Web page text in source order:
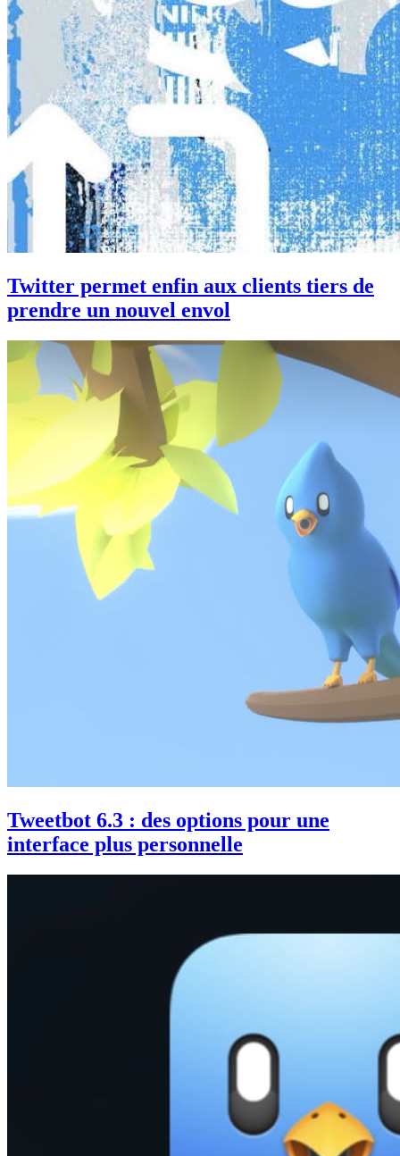
Twitter permet enfin aux clients tiers de
prendre un nouvel envol
Tweetbot 6.3 : des options pour une
interface plus personnelle